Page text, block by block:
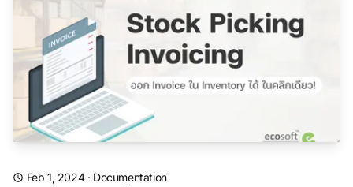
Feb 1, 2024· Documentation